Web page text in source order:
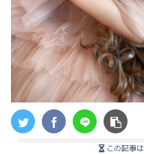
この記事は